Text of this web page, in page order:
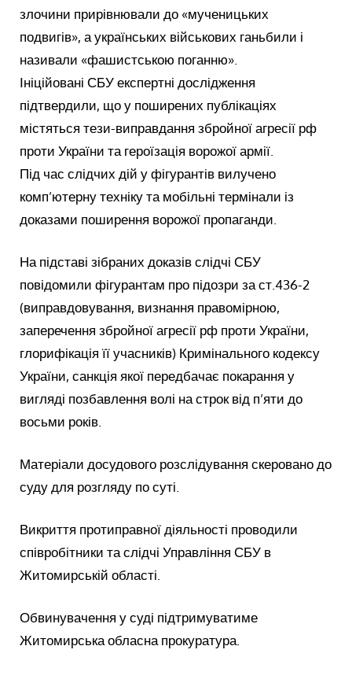
злочини прирівнювали до «мученицьких
подвигів», а українських військових ганьбили і
називали «фашистською поганню».
Ініційовані СБУ експертні дослідження
підтвердили, що у поширених публікаціях
містяться тези-виправдання збройної агресії рф
проти України та героїзація ворожої армії.
Під час слідчих дій у фігурантів вилучено
комп’ютерну техніку та мобільні термінали із
доказами поширення ворожої пропаганди.
На підставі зібраних доказів слідчі СБУ
повідомили фігурантам про підозри за ст.436-2
(виправдовування, визнання правомірною,
заперечення збройної агресії рф проти України,
глорифікація її учасників) Кримінального кодексу
України, санкція якої передбачає покарання у
вигляді позбавлення волі на строк від п’яти до
восьми років.
Матеріали досудового розслідування скеровано до
суду для розгляду по суті.
Викриття протиправної діяльності проводили
співробітники та слідчі Управління СБУ в
Житомирській області.
Обвинувачення у суді підтримуватиме
Житомирська обласна прокуратура.